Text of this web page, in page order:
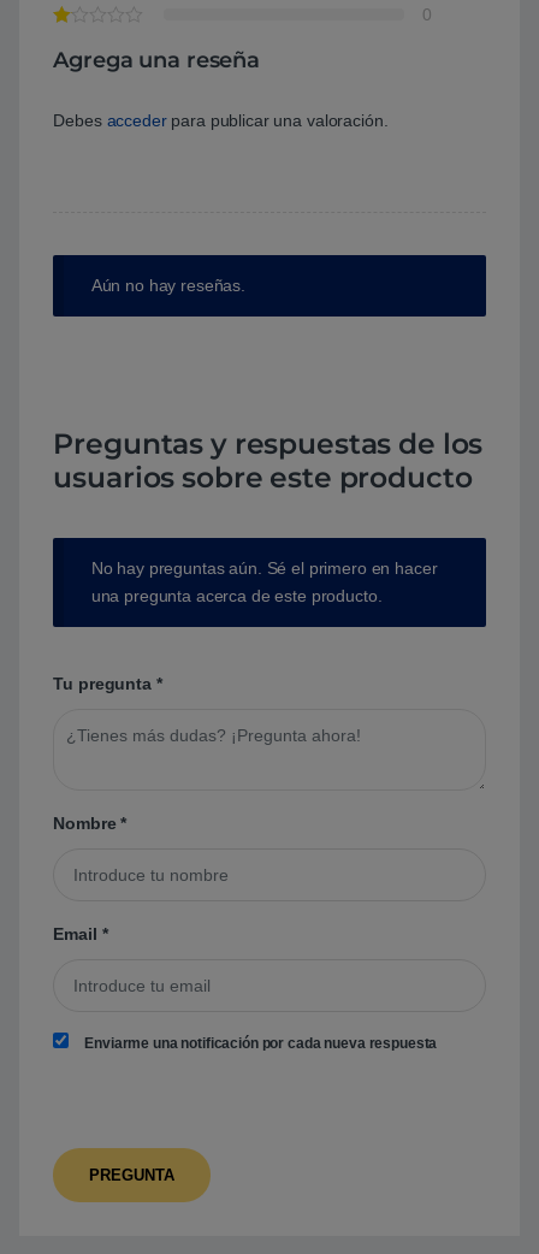
0
Agrega una reseña
Debes accederpara publicar una valoración.
Aún no hay reseñas.
Preguntas y respuestas de los
usuarios sobre este producto
No hay preguntas aún. Sé el primero en hacer
una pregunta acerca de este producto.
Tu pregunta *
Nombre*
Email *
Enviarme una notificación por cada nueva respuesta